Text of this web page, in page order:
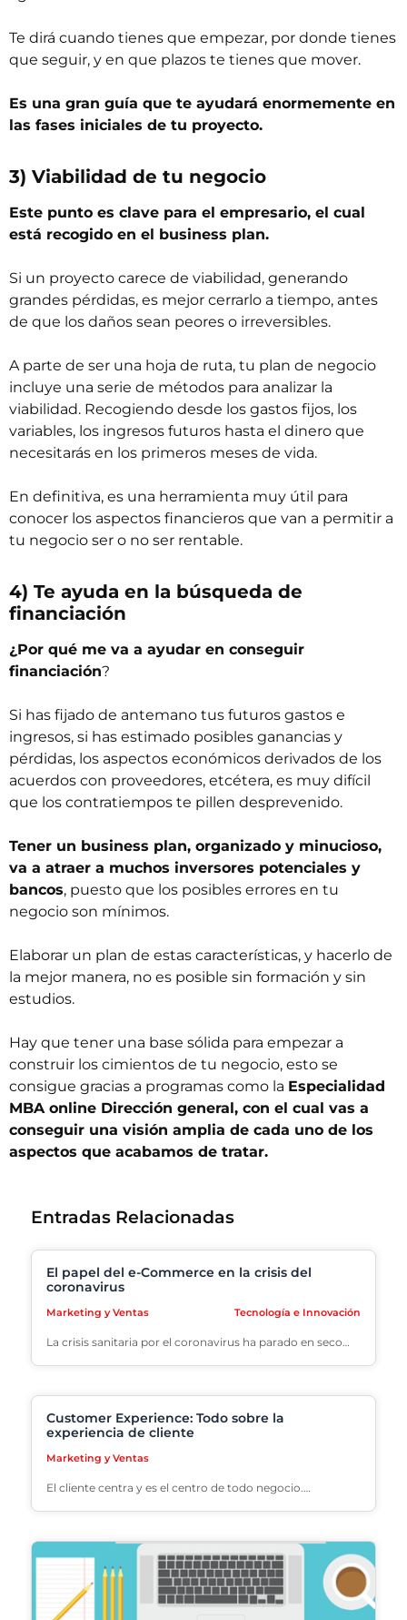
Te dirá cuando tienes que empezar, por donde tienes
que seguir, y en que plazos te tienes que mover.
Es una gran guía que te ayudará enormemente en
las fases iniciales de tu proyecto.
3) Viabilidad de tu negocio
Este punto es clave para el empresario, el cual
está recogido en el business plan.
Si un proyecto carece de viabilidad, generando
grandes pérdidas, es mejor cerrarlo a tiempo, antes
de que los daños sean peores o irreversibles.
A parte de ser una hoja de ruta, tu plan de negocio
incluye una serie de métodos para analizar la
viabilidad. Recogiendo desde los gastos fijos, los
variables, los ingresos futuros hasta el dinero que
necesitarás en los primeros meses de vida.
En definitiva, es una herramienta muy útil para
conocer los aspectos financieros que van a permitir a
tu negocio ser o no ser rentable.
4) Te ayuda en la búsqueda de
financiación
¿Por qué me va a ayudar en conseguir
financiación?
Si has fijado de antemano tus futuros gastos e
ingresos, si has estimado posibles ganancias y
pérdidas, los aspectos económicos derivados de los
acuerdos con proveedores, etcétera, es muy difícil
que los contratiempos te pillen desprevenido.
Tener un business plan, organizado y minucioso,
va a atraer a muchos inversores potenciales y
bancos, puesto que los posibles errores en tu
negocio son mínimos.
Elaborar un plan de estas características, y hacerlo de
la mejor manera, no es posible sin formación y sin
estudios.
Hay que tener una base sólida para empezar a
construir los cimientos de tu negocio, esto se
consigue gracias a programas como la Especialidad
MBA online Dirección general, con el cual vas a
conseguir una visión amplia de cada uno de los
aspectos que acabamos de tratar.
Entradas Relacionadas
El papel del e-Commerce en la crisis del
coronavirus
Marketing y Ventas Tecnología e Innovación
La crisis sanitaria por el coronavirus ha parado en seco…
Customer Experience: Todo sobre la
experiencia de cliente
Marketing y Ventas
El cliente centra y es el centro de todo negocio.…